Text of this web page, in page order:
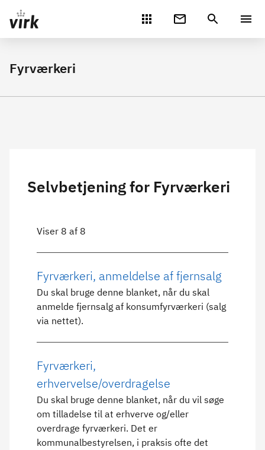
Gå direkte til indhold
Fyrværkeri
Selvbetjening for Fyrværkeri
Viser 8 af 8
Fyrværkeri, anmeldelse af fjernsalg
Du skal bruge denne blanket, når du skal
anmelde fjernsalg af konsumfyrværkeri (salg
via nettet).
Fyrværkeri,
erhvervelse/overdragelse
Du skal bruge denne blanket, når du vil søge
om tilladelse til at erhverve og/eller
overdrage fyrværkeri. Det er
kommunalbestyrelsen, i praksis ofte det